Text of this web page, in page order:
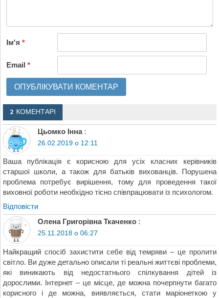
Ім'я*
Email*
2 КОМЕНТАРІ
Цьомко Інна :
26.02.2019 о 12:11
Ваша публікація є корисною для усіх класних керівників
старшої школи, а також для батьків вихованців. Порушена
проблема потребує вирішення, тому для проведення такої
виховної роботи необхідно тісно співпрацювати із психологом.
Відповіcти
Олена Григорівна Ткаченко :
25.11.2018 о 06:27
Найкращий спосіб захистити себе від темряви – це пролити
світло. Ви дуже детально описали ті реальні життєві проблеми,
які виникають від недостатнього спілкування дітей із
дорослими. Інтернет – це місце, де можна почерпнути багато
корисного і де можна, виявляється, стати маріонеткою у